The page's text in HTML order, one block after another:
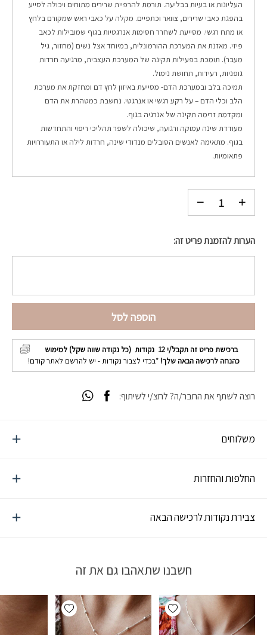
העליונות או בעיות בבליעה. תורמת להרפיית שרירים מתוחים ויכולה לסייע
בהפגת כאבי שרירים, צוואר וכתפיים. מקלה על כאבי ראש שמקורם בלחץ
או מתח רגשי. מסייעת לשחרר חסימות אנרגטיות בגוף שמובילות לכאב
פיזי. מאזנת את המערכת ההורמונלית, במיוחד אצל נשים (מחזור, גיל
מעבר). תומכת בפעילות תקינה של המערכת העצבית, מרגיעה חרדות
גופניות, רעידות, תחושת נימול.
תמיכה בלב ובמערכת הדם- מסייעת באיזון לחץ דם ומחזקת את מערכת
הלב וכלי הדם – על רקע רגשי או אנרגטי. נחשבת כמטהרת את הדם
ומקדמת זרימה תקינה של אנרגיה בגוף.
מעודדת שינה עמוקה ורגועה, שיכולה לשפר תהליכי ריפוי והתחדשות
בגוף. מתאימה לאנשים הסובלים מנדודי שינה, חרדות לילה או התעוררויות
פתאומיות.
הערות להזמנת פריט זה:
הוספה לסל
ברכישת פריט זה תקבל/י 12 נקודות (כל נקודה שווה שקל) למימוש
כהנחה לרכישה הבאה שלך! *בכדי לצבור נקודות - יש להרשם לאתר קודם!
משלוחים
החלפות והחזרות
צבירת נקודות לרכישה הבאה
רוצה לשתף את החבר/ה? לחצ/י לשיתוף:
חשבנו שתאהבו גם את זה
Add wishlist
Add wishlist